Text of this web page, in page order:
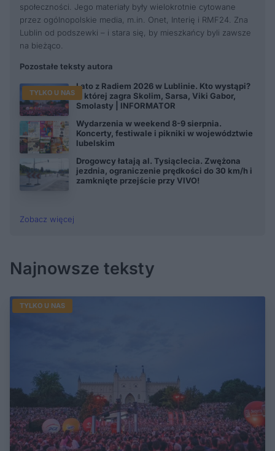
społeczności. Jego materiały były wielokrotnie cytowane
przez ogólnopolskie media, m.in. Onet, Interię i RMF24. Zna
Lublin od podszewki – i stara się, by mieszkańcy byli zawsze
na bieżąco.
Pozostałe teksty autora
TYLKO U NAS
Lato z Radiem 2026 w Lublinie. Kto wystąpi?
O której zagra Skolim, Sarsa, Viki Gabor,
Smolasty | INFORMATOR
Wydarzenia w weekend 8-9 sierpnia.
Koncerty, festiwale i pikniki w województwie
lubelskim
Drogowcy łatają al. Tysiąclecia. Zwężona
jezdnia, ograniczenie prędkości do 30 km/h i
zamknięte przejście przy VIVO!
Zobacz więcej
Najnowsze teksty
TYLKO U NAS